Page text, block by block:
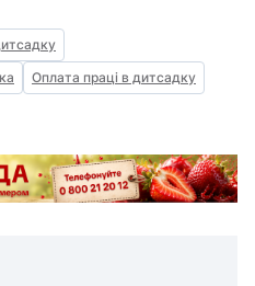
Оплата праці в дитсадку